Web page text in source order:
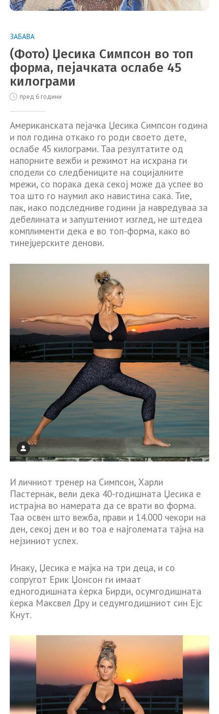
ЗАБАВА
(Фото) Џесика Симпсон во топ
форма, пејачката ослабе 45
килограми
пред 6 години
Американската пејачка Џесика Симпсон година
и пол година откако го роди своето дете,
ослабе 45 килограми. Таа резултатите од
напорните вежби и режимот на исхрана ги
сподели со следбениците на социјалните
мрежи, со порака дека секој може да успее во
тоа што го наумил ако навистина сака. Тие,
пак, иако подследниве години ја навредуваа за
дебелината и запуштениот изглед, не штедеа
комплименти дека е во топ-форма, како во
тинејџерските денови.
И личниот тренер на Симпсон, Харли
Пастернак, вели дека 40-годишната Џесика е
истрајна во намерата да се врати во форма.
Таа освен што вежба, прави и 14.000 чекори на
ден, секој ден и во тоа е најголемата тајна на
нејзиниот успех.
Инаку, Џесика е мајка на три деца, и со
сопругот Ерик Џонсон ги имаат
едногодишната ќерка Бирди, осумгодишната
ќерка Максвел Дру и седумгодишниот син Ејс
Кнут.